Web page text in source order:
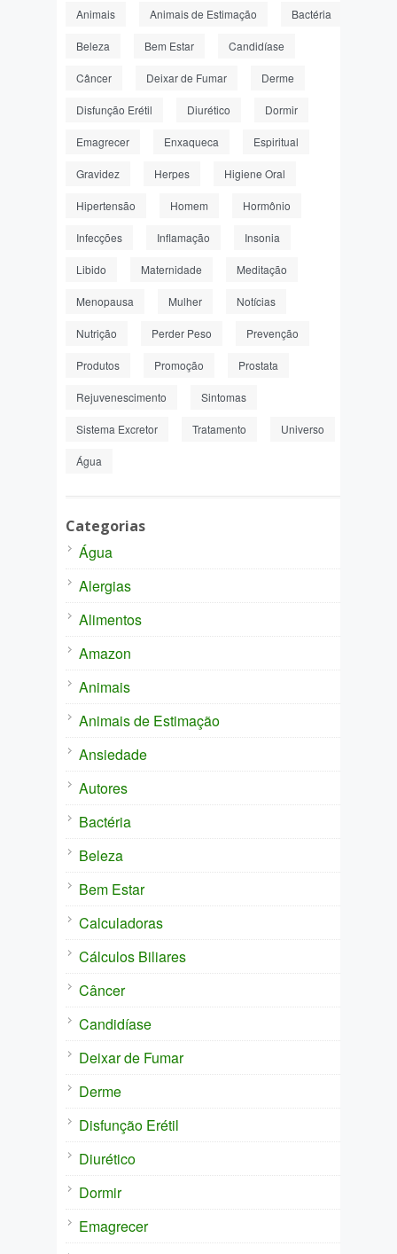
Animais Animais de Estimação Bactéria
Beleza Bem Estar Candidíase
Câncer Deixar de Fumar Derme
Disfunção Erétil Diurético Dormir
Emagrecer Enxaqueca Espiritual
Gravidez Herpes Higiene Oral
Hipertensão Homem Hormônio
Infecções Inflamação Insonia
Libido Maternidade Meditação
Menopausa Mulher Notícias
Nutrição Perder Peso Prevenção
Produtos Promoção Prostata
Rejuvenescimento Sintomas
Sistema Excretor Tratamento Universo
Água
Categorias
Água
Alergias
Alimentos
Amazon
Animais
Animais de Estimação
Ansiedade
Autores
Bactéria
Beleza
Bem Estar
Calculadoras
Cálculos Biliares
Câncer
Candidíase
Deixar de Fumar
Derme
Disfunção Erétil
Diurético
Dormir
Emagrecer